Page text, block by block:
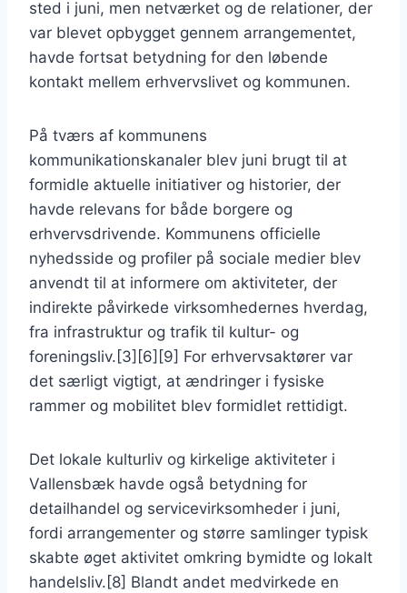
sted i juni, men netværket og de relationer, der
var blevet opbygget gennem arrangementet,
havde fortsat betydning for den løbende
kontakt mellem erhvervslivet og kommunen.
På tværs af kommunens
kommunikationskanaler blev juni brugt til at
formidle aktuelle initiativer og historier, der
havde relevans for både borgere og
erhvervsdrivende. Kommunens officielle
nyhedsside og profiler på sociale medier blev
anvendt til at informere om aktiviteter, der
indirekte påvirkede virksomhedernes hverdag,
fra infrastruktur og trafik til kultur- og
foreningsliv.[3][6][9] For erhvervsaktører var
det særligt vigtigt, at ændringer i fysiske
rammer og mobilitet blev formidlet rettidigt.
Det lokale kulturliv og kirkelige aktiviteter i
Vallensbæk havde også betydning for
detailhandel og servicevirksomheder i juni,
fordi arrangementer og større samlinger typisk
skabte øget aktivitet omkring bymidte og lokalt
handelsliv.[8] Blandt andet medvirkede en